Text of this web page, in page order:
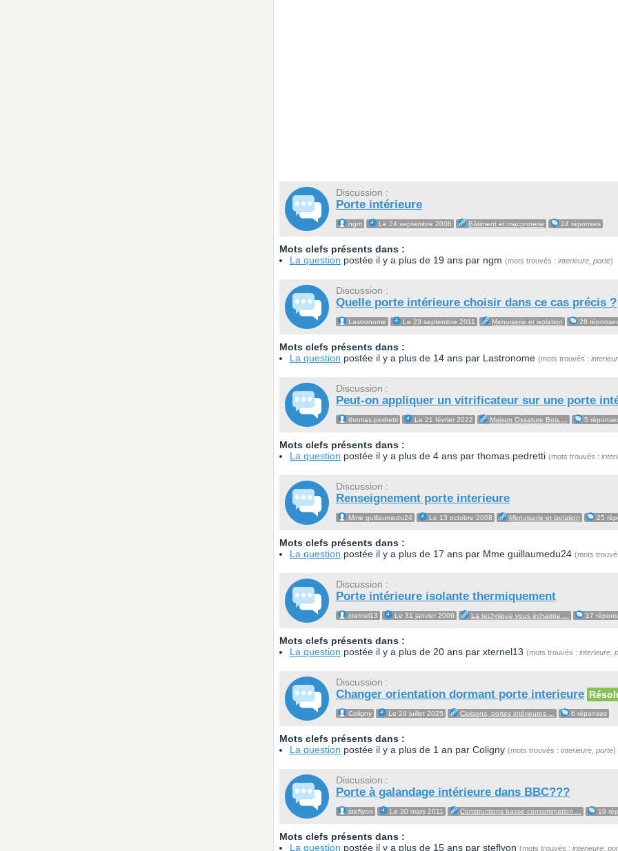
Discussion :
Porte intérieure
ngm Le 24 septembre 2006 Bâtiment et maçonnerie 24 réponses
Mots clefs présents dans :
La question postée il y a plus de 19 ans par ngm (mots trouvés : interieure, porte)
Discussion :
Quelle porte intérieure choisir dans ce cas précis ?
Lastronome Le 23 septembre 2011 Menuiserie et isolation 28
Mots clefs présents dans :
La question postée il y a plus de 14 ans par Lastronome (mots trouvés :
Discussion :
Peut-on appliquer un vitrificateur sur une porte
thomas.pedretti Le 21 février 2022 Maison Ossature Bois ... 5
Mots clefs présents dans :
La question postée il y a plus de 4 ans par thomas.pedretti (mots trouvés :
Discussion :
Renseignement porte interieure
Mme guillaumedu24 Le 13 octobre 2008 Menuiserie et isolation 25
Mots clefs présents dans :
La question postée il y a plus de 17 ans par Mme guillaumedu24 (mots
Discussion :
Porte intérieure isolante thermiquement
xternel13 Le 31 janvier 2006 La technique vous échappe ... 17
Mots clefs présents dans :
La question postée il y a plus de 20 ans par xternel13 (mots trouvés : interieure,
Discussion :
Changer orientation dormant porte interieure
Coligny Le 28 juillet 2025 Cloisons, portes intérieures ... 6 réponses
Mots clefs présents dans :
La question postée il y a plus de 1 an par Coligny (mots trouvés : interieure, porte)
Discussion :
Porte à galandage intérieure dans BBC???
steflyon Le 30 mars 2011 Constructions basse consommation ... 19
Mots clefs présents dans :
La question postée il y a plus de 15 ans par steflyon (mots trouvés : interieure,